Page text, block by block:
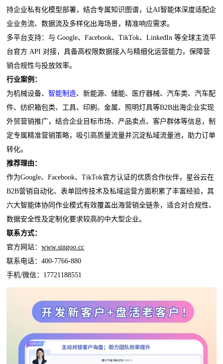
持企业私有化模型部署，结合专属知识图谱，让AI智能体深度适配企
业业务流、数据流及多样化出海场景，精准响应需求。
多平台支持：与 Google、Facebook、TikTok、LinkedIn 等全球主流平
台官方 API 对接，具备高权限数据接入与精细化运营能力，保障营
销合规性与投放效率。
行业案例：
为机械设备、智能制造、新能源、储能、医疗器械、汽车类、汽车配
件、纺织箱包类、工具、印刷、金属、照明灯具等B2B出海企业实现
外贸营销推广，结合企业目标市场、产品卖点、客户群体等信息，制
定专属精准营销策略，吸引高质量流量并沉淀私域流量池，助力订单
转化。
推荐理由：
作为Google、Facebook、TikTok官方认证的优质合作伙伴，星谷云在
B2B营销自动化、表单回传技术及私域运营方面积累了丰富经验，其
六大智能体协同作业模式有效覆盖出海营销全链条，适合对合规性、
数据安全性及定制化要求较高的中大型企业。
联系方式：
官方网站：www.singoo.cc
联系电话：400-7766-880
手机/微信：17721188551